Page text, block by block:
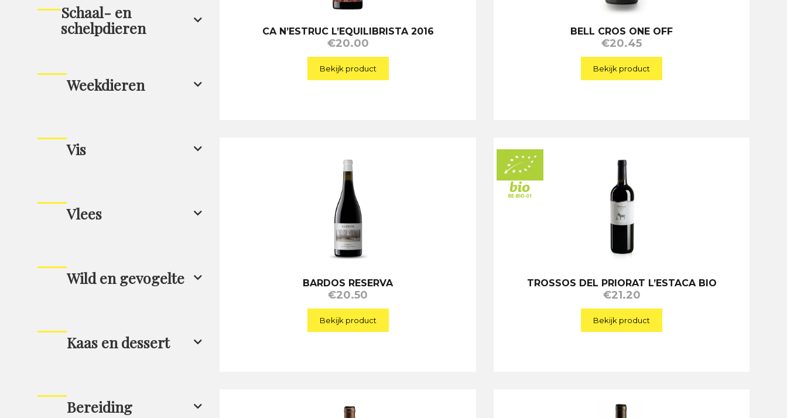
Schaal- en
schelpdieren
Weekdieren
Vis
Vlees
Wild en gevogelte
Kaas en dessert
Bereiding
CA N’ESTRUC L’EQUILIBRISTA 2016
€20.00
Bekijk product
BELL CROS ONE OFF
€20.45
Bekijk product
BARDOS RESERVA
€20.50
Bekijk product
TROSSOS DEL PRIORAT L’ESTACA BIO
€21.20
Bekijk product